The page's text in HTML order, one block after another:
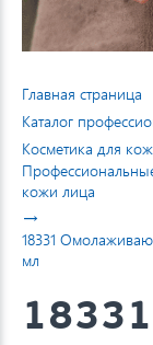
Главная страница
Каталог
Косметика для
кожи лица
→
18331
мл
18331